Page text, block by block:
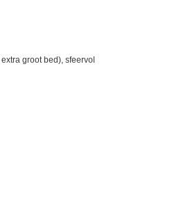
groot bed), sfeervol